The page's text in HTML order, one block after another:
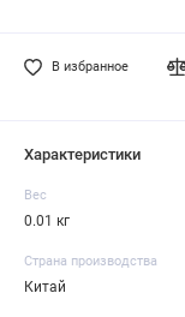
В избранное
Характеристики
Вес
0.01 кг
Страна производства
Китай